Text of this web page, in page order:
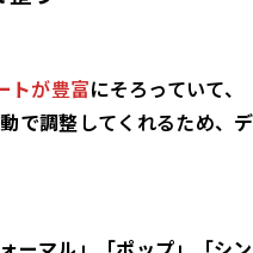
トが豊富にそろっていて、
で調整 してくれるため、